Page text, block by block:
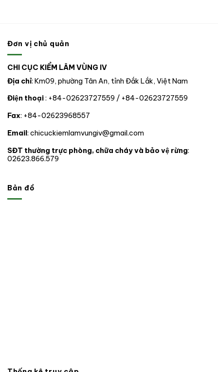
Đơn vị chủ quản
CHI CỤC KIỂM LÂM VÙNG IV
Địa chỉ: Km09, phường Tân An, tỉnh Đắk Lắk, Việt Nam
Điện thoại: +84-02623727559 / +84-02623727559
Fax: +84-02623968557
Email: chicuckiemlamvungiv@gmail.com
SĐT thường trực phòng, chữa cháy và bảo vệ rừng:
02623.866.579
Bản đồ